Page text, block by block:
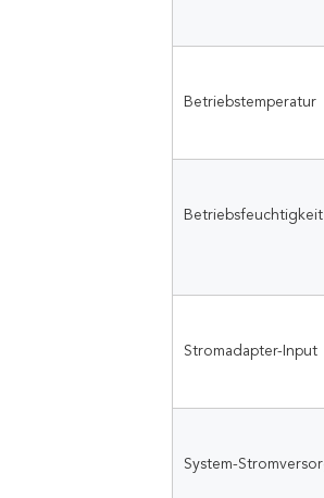
Betriebstemperatur
Betriebsfeuchtigkeit
Stromadapter-Input
System-